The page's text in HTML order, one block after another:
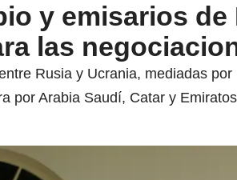
y emisarios
las
Rusia y Ucrania, mediadas
por Arabia Saudí, Catar y